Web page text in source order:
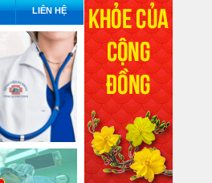
LIÊN HỆ